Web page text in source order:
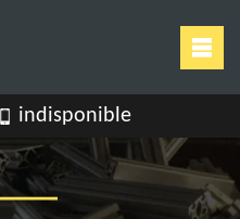
indisponible